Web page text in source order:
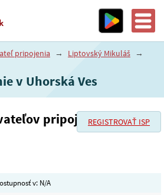
pripojenia → Liptovský Mikuláš →
v Uhorská Ves
REGISTROVAŤ ISP
pripojenia vo
v: N/A